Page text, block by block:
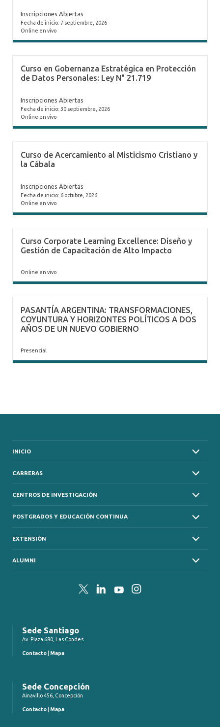
Inscripciones Abiertas
Fecha de inicio: 7 septiembre, 2026
Online en vivo
Curso en Gobernanza Estratégica en Protección
de Datos Personales: Ley N° 21.719
Inscripciones Abiertas
Fecha de inicio: 30 septiembre, 2026
Online en vivo
Curso de Acercamiento al Misticismo Cristiano y
la Cábala
Inscripciones Abiertas
Fecha de inicio: 6 octubre, 2026
Online en vivo
Curso Corporate Learning Excellence: Diseño y
Gestión de Capacitación de Alto Impacto
Online en vivo
PASANTÍA ARGENTINA: TRANSFORMACIONES,
COYUNTURA Y HORIZONTES POLÍTICOS A DOS
AÑOS DE UN NUEVO GOBIERNO
Presencial
INICIO
CARRERAS
CENTROS DE INVESTIGACIÓN
POSTGRADOS Y EDUCACIÓN CONTINUA
EXTENSIÓN
ALUMNI
TwitterLinkedInYouTubeInstagram
Sede Santiago
Av. Plaza 680, Las Condes
Contacto Mapa
Sede Concepción
Ainavillo 456, Concepción
Contacto Mapa